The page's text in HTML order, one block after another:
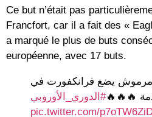
Ce but n’était pas
Francfort, car il a fait des «
a marqué le plus de buts
européenne, avec 17 buts.
يضع فرانكفورت في
🔥🔥🔥#الدوري_الأوروبي
pic.twitter.com/